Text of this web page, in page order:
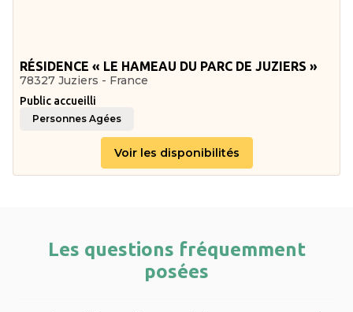
RÉSIDENCE « LE HAMEAU DU PARC DE JUZIERS »
78327 Juziers - France
Public accueilli
Personnes Agées
Voir les disponibilités
Les questions fréquemment
posées